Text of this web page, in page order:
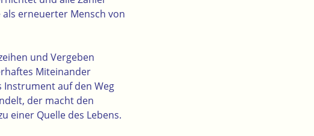
erneuerter Mensch von
und Vergeben
Miteinander
auf den Weg
der macht den
einer Quelle des Lebens.